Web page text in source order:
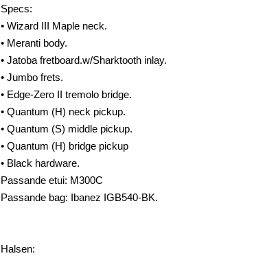
Specs:
• Wizard III Maple neck.
• Meranti body.
• Jatoba fretboard.w/Sharktooth inlay.
• Jumbo frets.
• Edge-Zero II tremolo bridge.
• Quantum (H) neck pickup.
• Quantum (S) middle pickup.
• Quantum (H) bridge pickup
• Black hardware.
Passande etui: M300C
Passande bag: Ibanez IGB540-BK.
Halsen: